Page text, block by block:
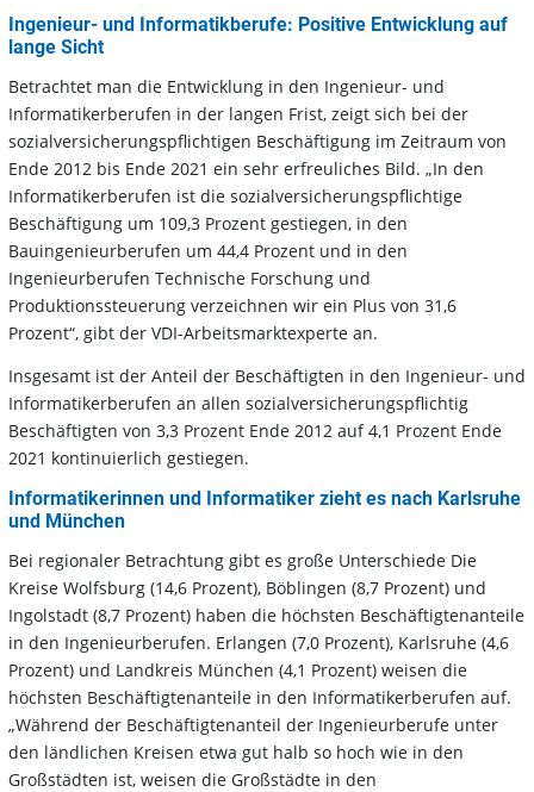
Ingenieur- und Informatikberufe: Positive Entwicklung auf
lange Sicht
Betrachtet man die Entwicklung in den Ingenieur- und
Informatikerberufen in der langen Frist, zeigt sich bei der
sozialversicherungspflichtigen Beschäftigung im Zeitraum von
Ende 2012 bis Ende 2021 ein sehr erfreuliches Bild. „In den
Informatikerberufen ist die sozialversicherungspflichtige
Beschäftigung um 109,3 Prozent gestiegen, in den
Bauingenieurberufen um 44,4 Prozent und in den
Ingenieurberufen Technische Forschung und
Produktionssteuerung verzeichnen wir ein Plus von 31,6
Prozent“, gibt der VDI-Arbeitsmarktexperte an.
Insgesamt ist der Anteil der Beschäftigten in den Ingenieur- und
Informatikerberufen an allen sozialversicherungspflichtig
Beschäftigten von 3,3 Prozent Ende 2012 auf 4,1 Prozent Ende
2021 kontinuierlich gestiegen.
Informatikerinnen und Informatiker zieht es nach Karlsruhe
und München
Bei regionaler Betrachtung gibt es große Unterschiede Die
Kreise Wolfsburg (14,6 Prozent), Böblingen (8,7 Prozent) und
Ingolstadt (8,7 Prozent) haben die höchsten Beschäftigtenanteile
in den Ingenieurberufen. Erlangen (7,0 Prozent), Karlsruhe (4,6
Prozent) und Landkreis München (4,1 Prozent) weisen die
höchsten Beschäftigtenanteile in den Informatikerberufen auf.
„Während der Beschäftigtenanteil der Ingenieurberufe unter
den ländlichen Kreisen etwa gut halb so hoch wie in den
Großstädten ist, weisen die Großstädte in den